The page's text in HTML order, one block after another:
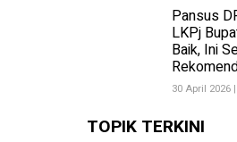
Pansus
LKPj
Baik, Ini
30 April 2026
TOPIK TERKINI